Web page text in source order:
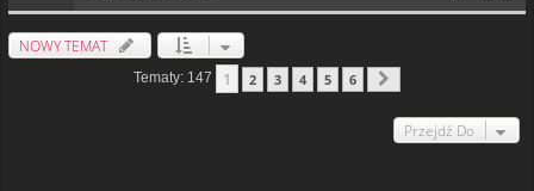
NOWY TEMAT
Tematy: 147 1 2 3 4 5 6
Przejdź Do